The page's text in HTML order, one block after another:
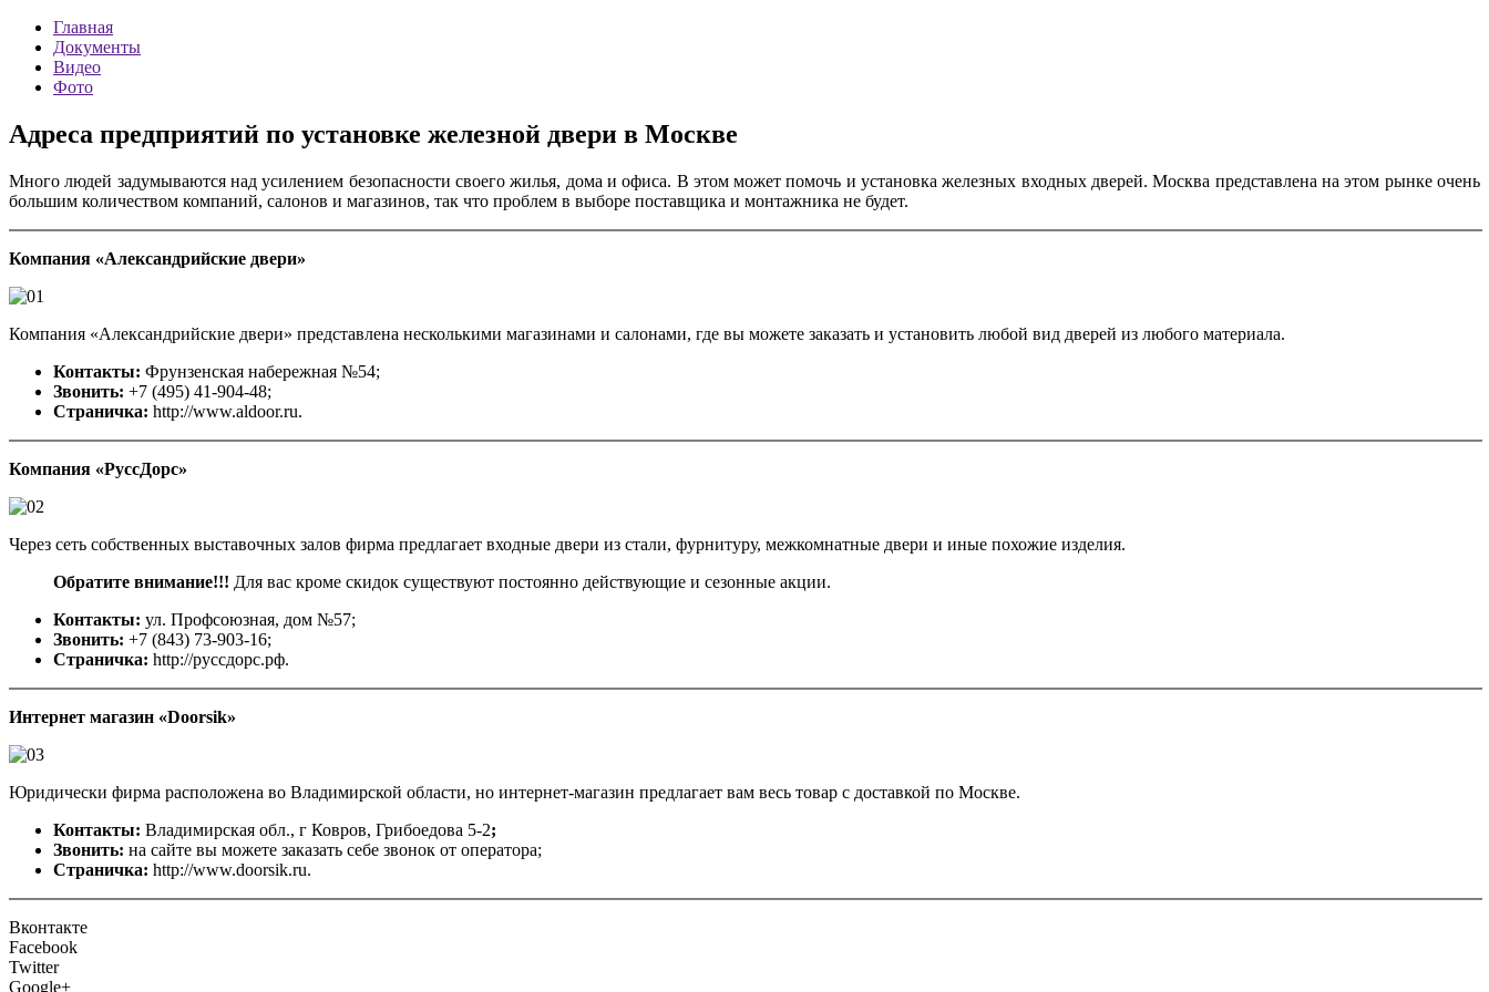
Главная
Документы
Видео
Фото
Адреса предприятий по установке железной двери в Москве
Много людей задумываются над усилением безопасности своего жилья, дома и офиса. В этом может помочь и установка железных входных дверей. Москва представлена на этом рынке очень
большим количеством компаний, салонов и магазинов, так что проблем в выборе поставщика и монтажника не будет.
Компания «Александрийские двери»
Компания «Александрийские двери» представлена несколькими магазинами и салонами, где вы можете заказать и установить любой вид дверей из любого материала.
Контакты: Фрунзенская набережная №54;
Звонить: +7 (495) 41-904-48;
Страничка: http://www.aldoor.ru.
Компания «РуссДорс»
Через сеть собственных выставочных залов фирма предлагает входные двери из стали, фурнитуру, межкомнатные двери и иные похожие изделия.
Обратите внимание!!! Для вас кроме скидок существуют постоянно действующие и сезонные акции.
Контакты: ул. Профсоюзная, дом №57;
Звонить: +7 (843) 73-903-16;
Страничка: http://руссдорс.рф.
Интернет магазин «Doorsik»
Юридически фирма расположена во Владимирской области, но интернет-магазин предлагает вам весь товар с доставкой по Москве.
Контакты: Владимирская обл., г Ковров, Грибоедова 5-2;
Звонить: на сайте вы можете заказать себе звонок от оператора;
Страничка: http://www.doorsik.ru.
Вконтакте
Facebook
Twitter
Google+